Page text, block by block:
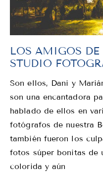
LOS AMIGOS DE
STUDIO
Son ellos, Dani y
son una encantadora
hablado de ellos en
fotógrafos de nuestra
también fueron los
fotos súper bonitas de
colorida y aún